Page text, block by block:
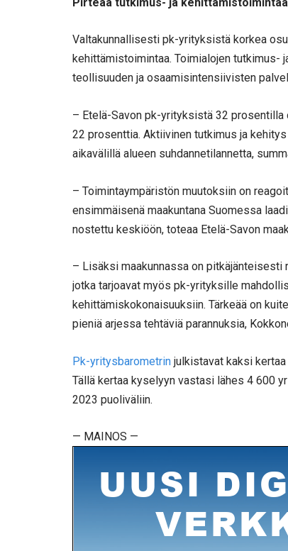
Valtakunnallisesti pk-yrityksistä korkea
kehittämistoimintaa. Toimialojen tutkimus-
teollisuuden ja osaamisintensiivisten
– Etelä-Savon pk-yrityksistä 32
22 prosenttia. Aktiivinen tutkimus ja
aikavälillä alueen suhdannetilannetta,
– Toimintaympäristön muutoksiin on
ensimmäisenä maakuntana Suomessa
nostettu keskiöön, toteaa Etelä-Savon
– Lisäksi maakunnassa on
jotka tarjoavat myös pk-yrityksille
kehittämiskokonaisuuksiin. Tärkeää on
pieniä arjessa tehtäviä parannuksia,
Pk-yritysbarometrin julkistavat kaksi
Tällä kertaa kyselyyn vastasi lähes 4 600
2023 puoliväliin.
— MAINOS —